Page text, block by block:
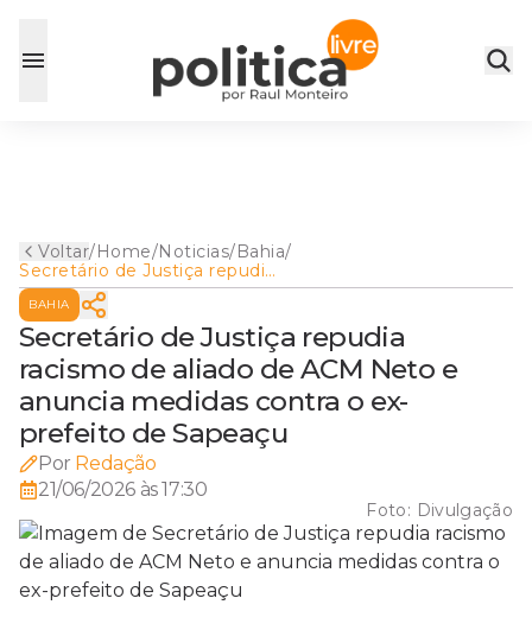
Voltar/Home/Noticias/Bahia/
Secretário de Justiça repudia
racismo de aliado de ACM
Neto e anuncia medidas
contra o ex-prefeito de
Sapeaçu
BAHIA
Secretário de Justiça repudia
racismo de aliado de ACM Neto e
anuncia medidas contra o ex-
prefeito de Sapeaçu
Por Redação
21/06/2026 às 17:30
Foto: Divulgação